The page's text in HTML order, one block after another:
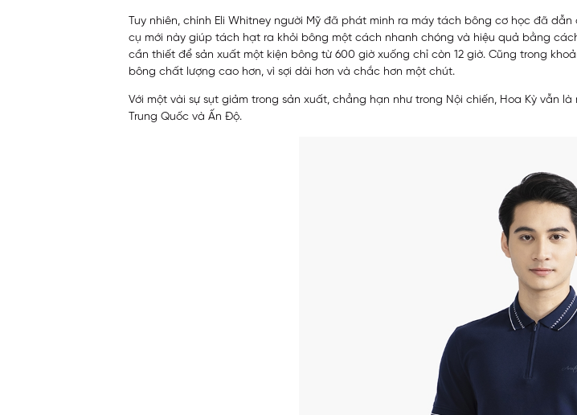
Tuy nhiên, chính Eli Whitney người Mỹ đã phát minh ra máy tách bông cơ học đã
cụ mới này giúp tách hạt ra khỏi bông một cách nhanh chóng và hiệu quả bằng
cần thiết để sản xuất một kiện bông từ 600 giờ xuống chỉ còn 12 giờ. Cũng trong
bông chất lượng cao hơn, vì sợi dài hơn và chắc hơn một chút.
Với một vài sự sụt giảm trong sản xuất, chẳng hạn như trong Nội chiến, Hoa Kỳ vẫn
Trung Quốc và Ấn Độ.